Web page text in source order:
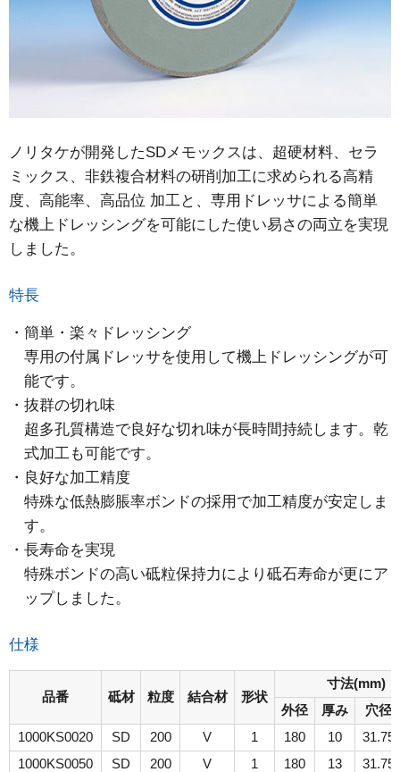
ノリタケが開発したSDメモックスは、超硬材料、セラ
ミックス、非鉄複合材料の研削加工に求められる高精
度、高能率、高品位 加工と、専用ドレッサによる簡単
な機上ドレッシングを可能にした使い易さの両立を実現
しました。
特長
簡単・楽々ドレッシング
専用の付属ドレッサを使用して機上ドレッシングが可
能です。
抜群の切れ味
超多孔質構造で良好な切れ味が長時間持続します。乾
式加工も可能です。
良好な加工精度
特殊な低熱膨脹率ボンドの採用で加工精度が安定しま
す。
長寿命を実現
特殊ボンドの高い砥粒保持力により砥石寿命が更にア
ップしました。
仕様
品番 砥材 粒度 結合材 形状
寸法(mm)
外径
厚み
穴径
1000KS0020
SD 200 V 1 180 10
31.75
1000KS0050
SD 200 V 1 180 13
31.75